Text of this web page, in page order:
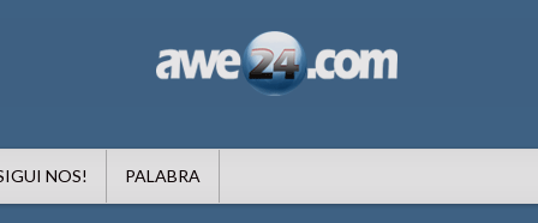
NOS! PALABRA